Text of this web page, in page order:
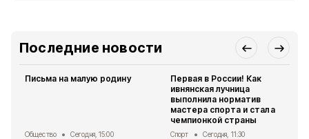
Последние новости
Письма на малую родину
Общество Сегодня, 15:00
Первая в России! Как
ивнянская лучница
выполнила норматив
мастера спорта и стала
чемпионкой страны
Спорт Сегодня, 11:30